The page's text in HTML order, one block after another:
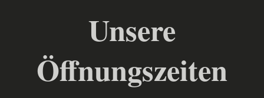
Unsere
Öffnungszeiten